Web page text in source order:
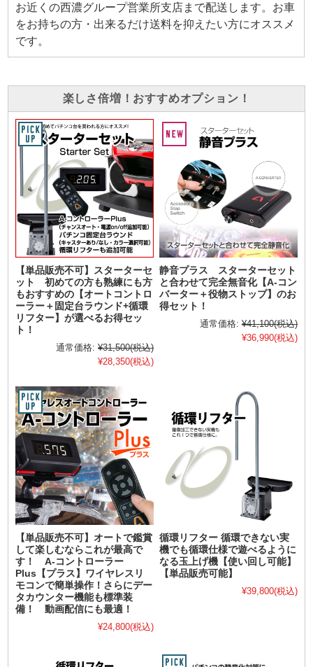
お近くの西濃グループ営業所支店まで配送します。お車
をお持ちの方・出来るだけ送料を抑えたい方にオススメ
です。
楽しさ倍増！おすすめオプション！
【単品販売不可】スターターセ
ット 初めての方も熟練にも方
もおすすめの【オートコントロ
ーラー＋固定台ラウンド+循環
リフター】が選べるお得セッ
ト！
通常価格: ¥31,500(税込)
¥28,350(税込)
静音プラス スターターセット
と合わせて完全無音化【A-コン
バーター＋役物ストップ】のお
得セット！
通常価格: ¥41,100(税込)
¥36,990(税込)
【単品販売不可】オートで鑑賞
して楽しむならこれが最高で
す！ A-コントローラー
Plus【プラス】ワイヤレスリ
モコンで簡単操作！さらにデー
タカウンター機能も標準装
備！ 動画配信にも最適！
¥24,800(税込)
循環リフター 循環できない実
機でも循環仕様で遊べるように
なる玉上げ機【使い回し可能】
【単品販売可能】
¥39,800(税込)